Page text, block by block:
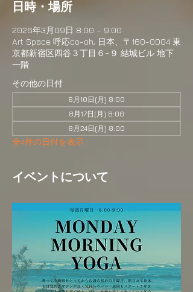
日時・場所
2026年3月09日 8:00 – 9:00
Art Space 呼応co-oh, 日本、〒160-0004 東
京都新宿区四谷３丁目６−９ 結城ビル 地下
一階
その他の日付
8月10日(月) 8:00
8月17日(月) 8:00
8月24日(月) 8:00
全4件の日付を表示
イベントについて